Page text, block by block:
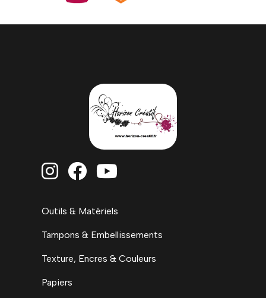
  
Outils & Matériels
Tampons & Embellissements
Texture, Encres & Couleurs
Papiers